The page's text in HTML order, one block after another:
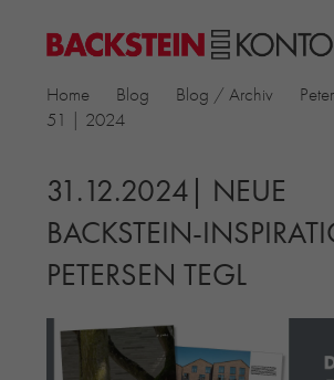
PROJEKTE
▼
KIRCHEN
MEHRFAMILIENHÄUSER
MUSEEN
EINFAMILIENHÄUSER
BILDUNG & FORSCHUNG
PRODUKTE
▼
Home Blog Blog / Archiv
51 | 2024
31.12.2024| NEUE
BACKSTEIN-
PETERSEN TEGL